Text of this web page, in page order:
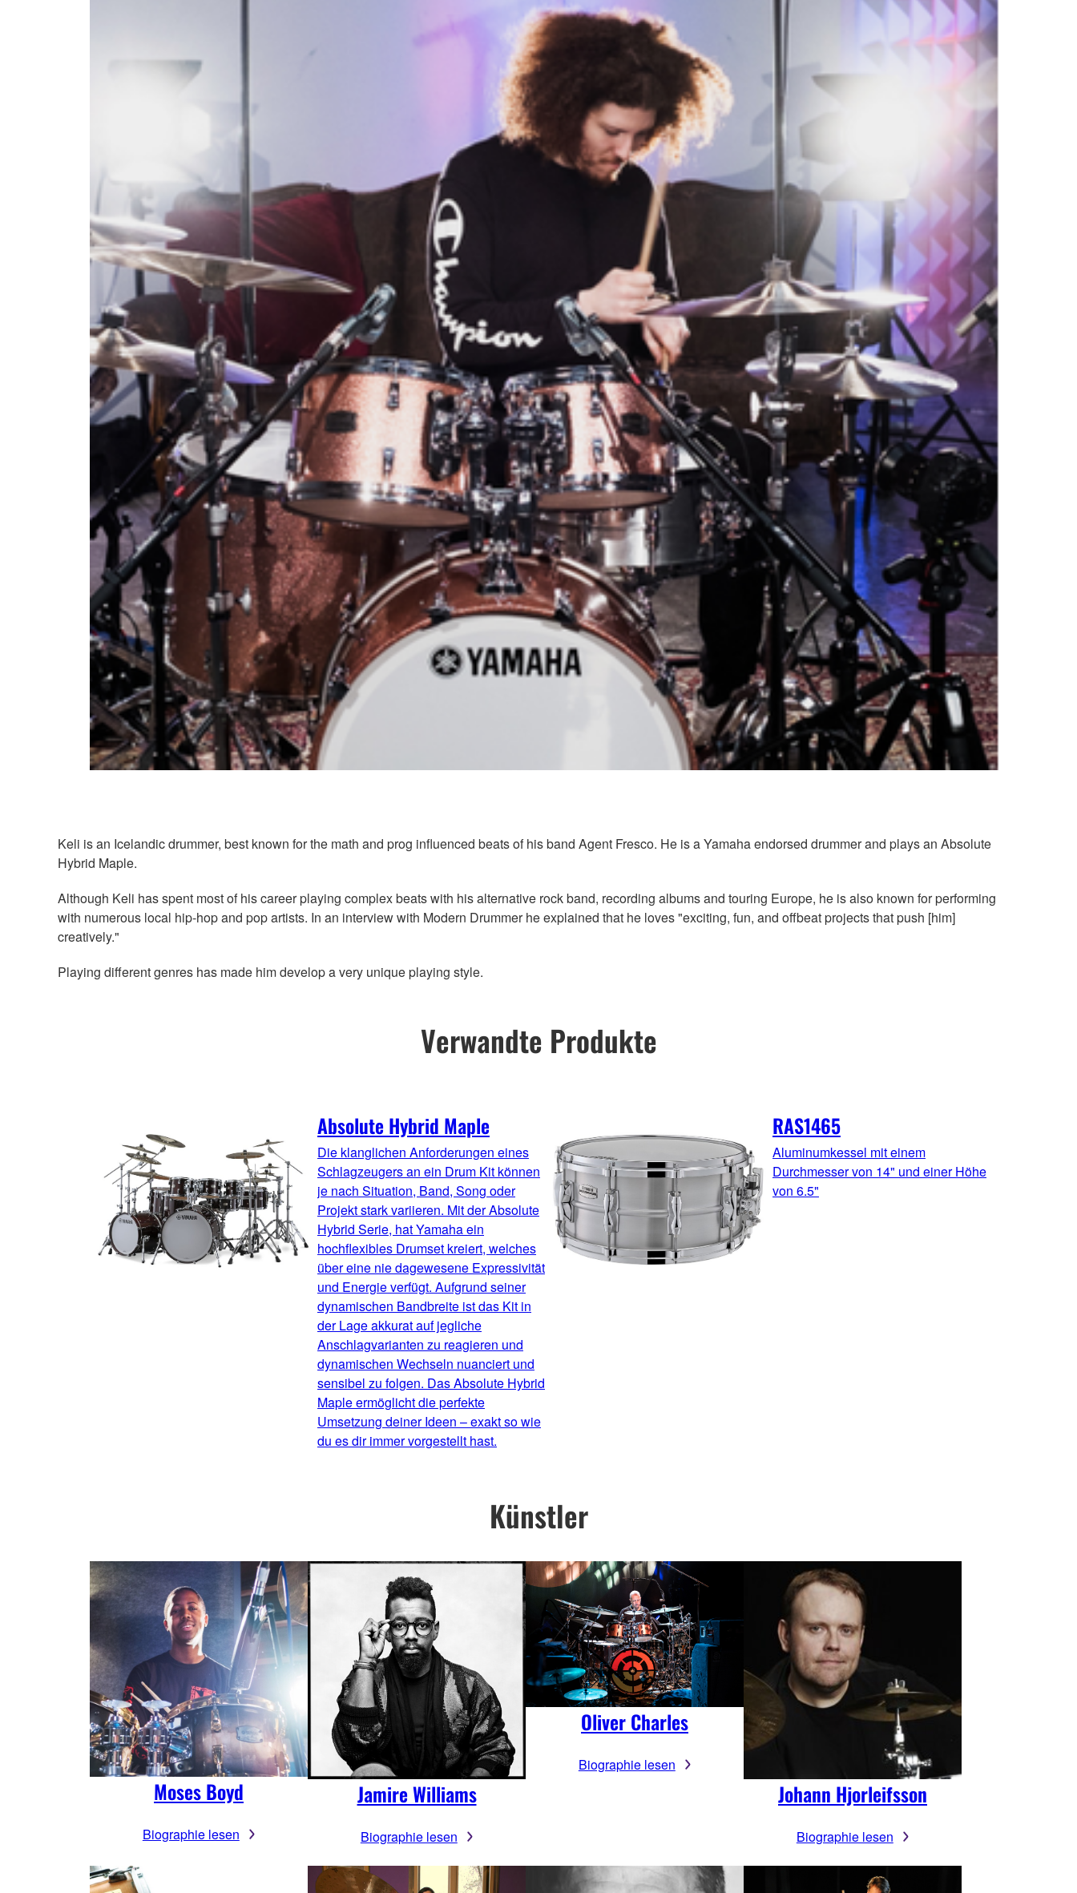
Keli is an Icelandic drummer, best known for the math and prog influenced beats of his band Agent Fresco. He is a Yamaha endorsed drummer and plays an Absolute
Hybrid Maple.
Although Keli has spent most of his career playing complex beats with his alternative rock band, recording albums and touring Europe, he is also known for performing
with numerous local hip-hop and pop artists. In an interview with Modern Drummer he explained that he loves "exciting, fun, and offbeat projects that push [him]
creatively."
Playing different genres has made him develop a very unique playing style.
Verwandte Produkte
Absolute Hybrid Maple
Die klanglichen Anforderungen eines
Schlagzeugers an ein Drum Kit können
je nach Situation, Band, Song oder
Projekt stark variieren. Mit der Absolute
Hybrid Serie, hat Yamaha ein
hochflexibles Drumset kreiert, welches
über eine nie dagewesene Expressivität
und Energie verfügt. Aufgrund seiner
dynamischen Bandbreite ist das Kit in
der Lage akkurat auf jegliche
Anschlagvarianten zu reagieren und
dynamischen Wechseln nuanciert und
sensibel zu folgen. Das Absolute Hybrid
Maple ermöglicht die perfekte
Umsetzung deiner Ideen – exakt so wie
du es dir immer vorgestellt hast.
RAS1465
Aluminumkessel mit einem
Durchmesser von 14" und einer Höhe
von 6.5"
Künstler
Moses Boyd
Biographie lesen
Jamire Williams
Biographie lesen
Oliver Charles
Biographie lesen
Johann Hjorleifsson
Biographie lesen